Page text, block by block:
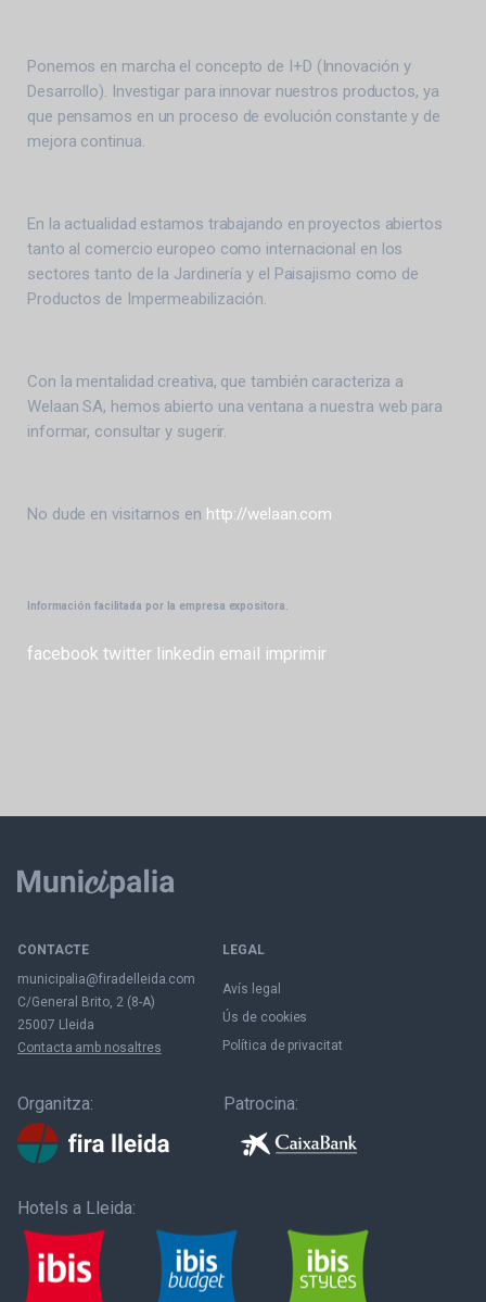
Ponemos en marcha el concepto de I+D (Innovación y
Desarrollo). Investigar para innovar nuestros productos, ya
que pensamos en un proceso de evolución constante y de
mejora continua.
En la actualidad estamos trabajando en proyectos abiertos
tanto al comercio europeo como internacional en los
sectores tanto de la Jardinería y el Paisajismo como de
Productos de Impermeabilización.
Con la mentalidad creativa, que también caracteriza a
Welaan SA, hemos abierto una ventana a nuestra web para
informar, consultar y sugerir.
No dude en visitarnos en http://welaan.com
Información facilitada por la empresa expositora.
facebook twitter linkedin email imprimir
CONTACTE
municipalia@firadelleida.com
C/General Brito, 2 (8-A)
25007 Lleida
Contacta amb nosaltres
LEGAL
Avís legal
Ús de cookies
Política de privacitat
Organitza: Patrocina:
Hotels a Lleida: